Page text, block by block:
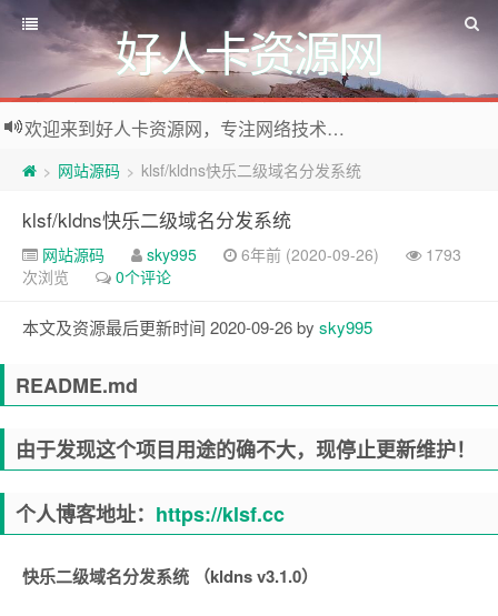
好人卡资源网
欢迎来到好人卡资源网，专注网络技术资源收集，我们不仅是网络资源的搬运工，也生产原创资源。寻找资源请留言或关注公众号:烈日下的男人
> 网站源码 > klsf/kldns快乐二级域名分发系统
klsf/kldns快乐二级域名分发系统
网站源码 sky995 6年前 (2020-09-26)
1793
次浏览
0个评论
本文及资源最后更新时间 2020-09-26 by sky995
README.md
由于发现这个项目用途的确不大，现停止更新维护！
个人博客地址： https://klsf.cc
快乐二级域名分发系统 （kldns v3.1.0）